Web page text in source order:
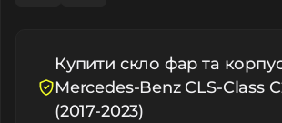
Купити скло фар та
Mercedes-Benz CLS-Class
(2017-2023)